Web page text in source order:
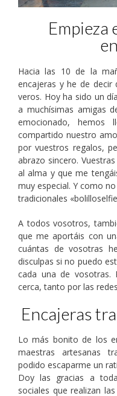
Empieza
Hacia las 10 de la
encajeras y he de decir
veros. Hoy ha sido un
a muchísimas amigas
emocionado, hemos
compartido nuestro
por vuestros regalos,
abrazo sincero.
al alma y que me
muy especial. Y como
tradicionales
A todos vosotros,
que me aportáis con
cuántas de vosotras
disculpas si no puedo
cada una de vosotras.
cerca, tanto por las
Encajeras
Lo más bonito de los
maestras artesanas
podido escaparme un
Doy las gracias a
sociales que realizan